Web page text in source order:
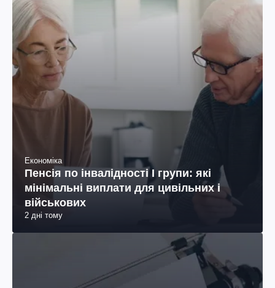
Економіка
Пенсія по інвалідності I групи: які
мінімальні виплати для цивільних і
військових
2 дні тому